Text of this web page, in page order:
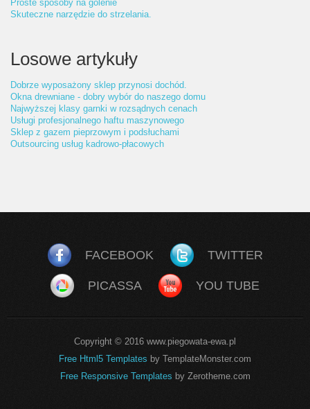
Proste sposoby na golenie
Skuteczne narzędzie do strzelania.
Losowe artykuły
Dobrze wyposażony sklep przynosi dochód.
Okna drewniane - dobry wybór do naszego domu
Najwyższej klasy garnki w rozsądnych cenach
Usługi profesjonalnego haftu maszynowego
Sklep z gazem pieprzowym i podsłuchami
Outsourcing usług kadrowo-płacowych
FACEBOOK TWITTER
PICASSA YOU TUBE
Copyright © 2016 www.piegowata-ewa.pl
Free Html5 Templates by TemplateMonster.com
Free Responsive Templates by Zerotheme.com